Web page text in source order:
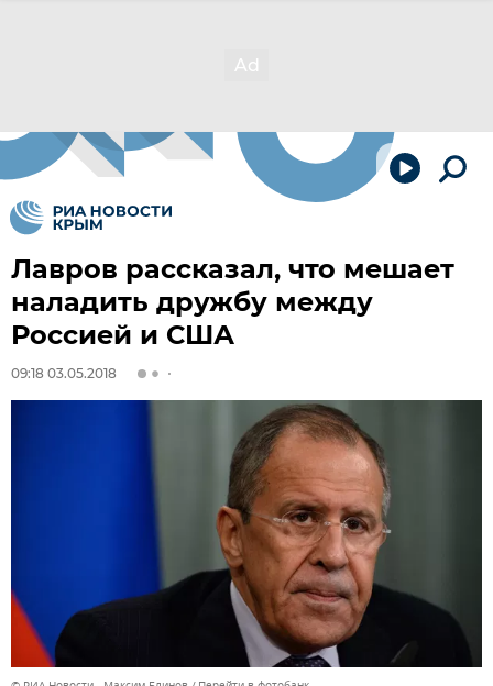
Лавров рассказал, что мешает
наладить дружбу между
Россией и США
09:18 03.05.2018